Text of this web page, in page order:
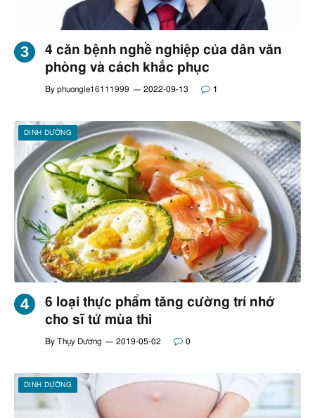
4 căn bệnh nghề nghiệp của dân văn
phòng và cách khắc phục
By phuongle16111999 2022-09-13 1
DINH DƯỠNG
6 loại thực phẩm tăng cường trí nhớ
cho sĩ tử mùa thi
By Thụy Dương 2019-05-02 0
DINH DƯỠNG